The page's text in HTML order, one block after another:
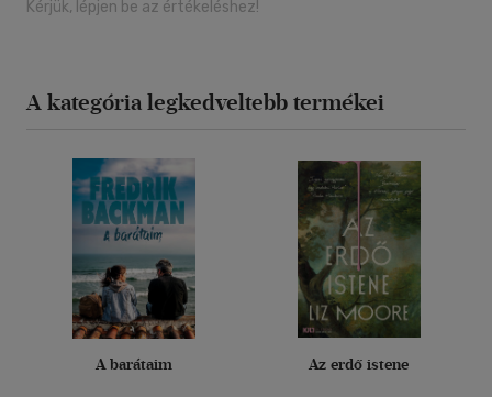
Kérjük, lépjen be az értékeléshez!
A kategória legkedveltebb termékei
A barátaim Az erdő istene